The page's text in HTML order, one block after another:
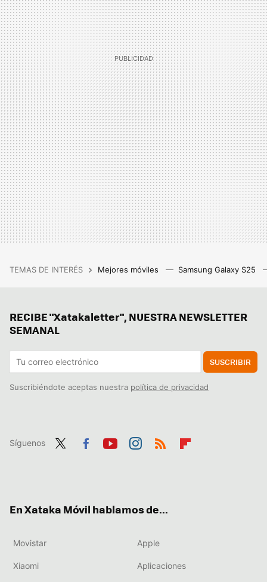
TEMAS DE INTERÉS Mejores móviles Samsung Galaxy S25
RECIBE "Xatakaletter", NUESTRA NEWSLETTER
SEMANAL
SUSCRIBIR
Suscribiéndote aceptas nuestra política de privacidad
Síguenos
En Xataka Móvil hablamos de...
Movistar Apple
Xiaomi Aplicaciones